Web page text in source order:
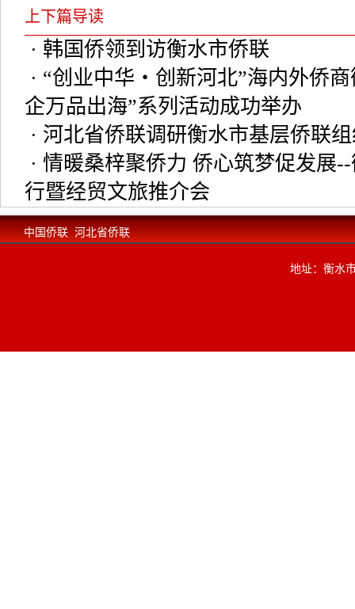
上下篇导读
· 韩国侨领到访衡水市侨联
· “创业中华・创新河北”海内外侨
企万品出海”系列活动成功举办
· 河北省侨联调研衡水市基层侨联
· 情暖桑梓聚侨力 侨心筑梦促发展
行暨经贸文旅推介会
中国侨联 河北省侨联
地址：衡